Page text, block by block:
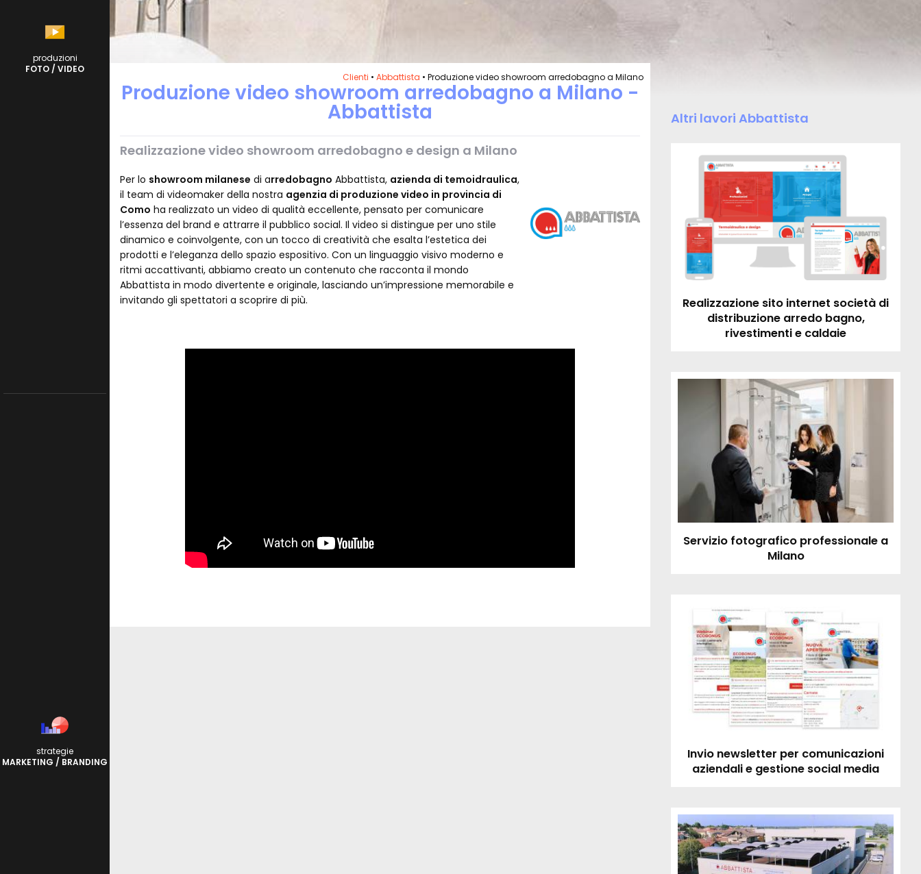
produzioni
FOTO / VIDEO
strategie
MARKETING / BRANDING
Clienti •Abbattista • Produzione video showroom arredobagno a Milano
Produzione video showroom arredobagno a Milano -
Abbattista
Realizzazione video showroom arredobagno e design a Milano
Per lo showroom milanese di arredobagno Abbattista, azienda di temoidraulica,
il team di videomaker della nostra agenzia di produzione video in provincia di
Como ha realizzato un video di qualità eccellente, pensato per comunicare
l’essenza del brand e attrarre il pubblico social. Il video si distingue per uno stile
dinamico e coinvolgente, con un tocco di creatività che esalta l’estetica dei
prodotti e l’eleganza dello spazio espositivo. Con un linguaggio visivo moderno e
ritmi accattivanti, abbiamo creato un contenuto che racconta il mondo
Abbattista in modo divertente e originale, lasciando un’impressione memorabile e
invitando gli spettatori a scoprire di più.
Altri lavori Abbattista
Realizzazione sito internet società di
distribuzione arredo bagno,
rivestimenti e caldaie
Servizio fotografico professionale a
Milano
Invio newsletter per comunicazioni
aziendali e gestione social media